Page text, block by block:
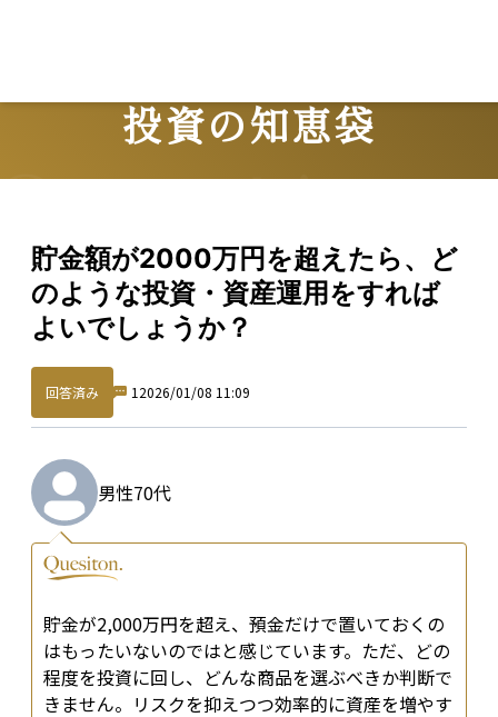
投資の知恵袋
貯金額が2000万円を超えたら、ど
のような投資・資産運用をすれば
よいでしょうか？
回答済み 1 2026/01/08 11:09
男性70代
貯金が2,000万円を超え、預金だけで置いておくの
はもったいないのではと感じています。ただ、どの
程度を投資に回し、どんな商品を選ぶべきか判断で
きません。リスクを抑えつつ効率的に資産を増やす